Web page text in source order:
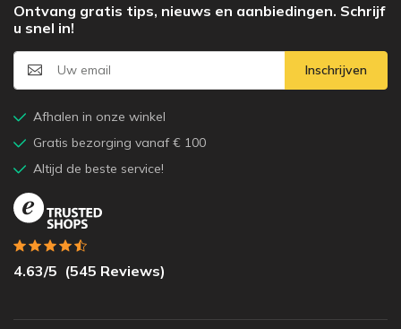
Ontvang gratis tips, nieuws en aanbiedingen. Schrijf
u snel in!
Inschrijven
Afhalen in onze winkel
Gratis bezorging vanaf € 100
Altijd de beste service!
4.63/5 (545 Reviews)